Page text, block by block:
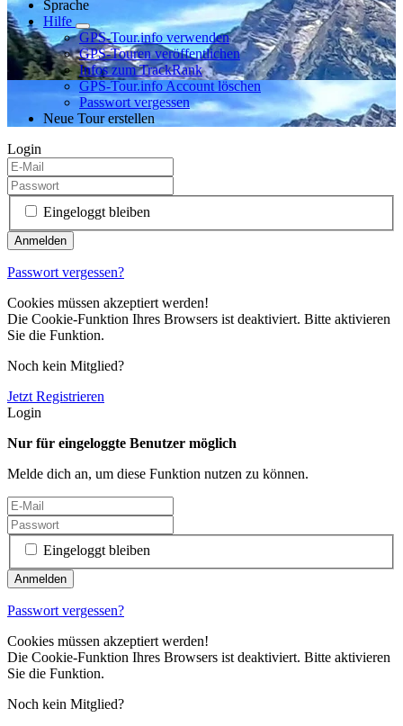
Sprache
Hilfe
GPS-Tour.info verwenden
GPS-Touren veröffentlichen
Infos zum TrackRank
GPS-Tour.info Account löschen
Passwort vergessen
Neue Tour erstellen
Login
Eingeloggt bleiben
Passwort vergessen?
Cookies müssen akzeptiert werden!
Die Cookie-Funktion Ihres Browsers ist deaktiviert. Bitte aktivieren
Sie die Funktion.
Noch kein Mitglied?
Jetzt Registrieren
Login
Nur für eingeloggte Benutzer möglich
Melde dich an, um diese Funktion nutzen zu können.
Eingeloggt bleiben
Passwort vergessen?
Cookies müssen akzeptiert werden!
Die Cookie-Funktion Ihres Browsers ist deaktiviert. Bitte aktivieren
Sie die Funktion.
Noch kein Mitglied?